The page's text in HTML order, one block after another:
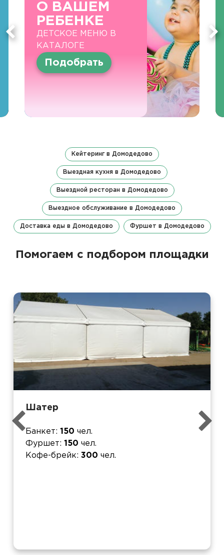
О ВАШЕМ
РЕБЕНКЕ
ДЕТСКОЕ МЕНЮ В
КАТАЛОГЕ
Подобрать
Кейтеринг в Домодедово
Выездная кухня в Домодедово
Выездной ресторан в Домодедово
Выездное обслуживание в Домодедово
Доставка еды в Домодедово Фуршет в Домодедово
Помогаем с подбором площадки
Шатер
Банкет 150 чел.
Фуршет
150 чел.
Кофе-брейк
300 чел.